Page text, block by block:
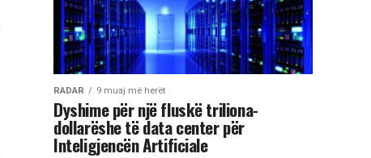
RADAR 9 muaj më herët
Dyshime për një fluskë triliona-
dollarëshe të data center për
Inteligjencën Artificiale